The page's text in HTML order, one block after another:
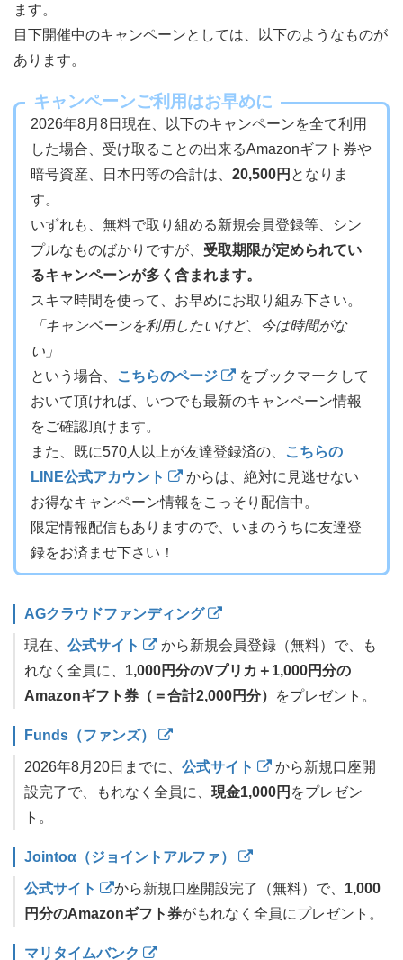
ます。
目下開催中のキャンペーンとしては、以下のようなものが
あります。
キャンペーンご利用はお早めに
2026年8月8日現在、以下のキャンペーンを全て利用
した場合、受け取ることの出来るAmazonギフト券や
暗号資産、日本円等の合計は、 20,500円 となりま
す。
いずれも、無料で取り組める新規会員登録等、シン
プルなものばかりですが、 受取期限が定められてい
るキャンペーンが多く含まれます。
スキマ時間を使って、お早めにお取り組み下さい。
「キャンペーンを利用したいけど、今は時間がな
い」
という場合、
こちらのページ
をブックマークして
おいて頂ければ、いつでも最新のキャンペーン情報
をご確認頂けます。
また、既に570人以上が友達登録済の、
こちらの
LINE公式アカウント
からは、絶対に見逃せない
お得なキャンペーン情報をこっそり配信中。
限定情報配信もありますので、いまのうちに友達登
録をお済ませ下さい！
AGクラウドファンディング
現在、 公式サイト
から新規会員登録（無料）で、も
れなく全員に、 1,000円分のVプリカ＋1,000円分の
Amazonギフト券（＝合計2,000円分）
をプレゼント。
Funds（ファンズ）
2026年8月20日までに、 公式サイト
から新規口座開
設完了で、もれなく全員に、 現金1,000円 をプレゼン
ト。
Jointoα（ジョイントアルファ）
公式サイト から新規口座開設完了（無料）で、 1,000
円分のAmazonギフト券がもれなく全員にプレゼント。
マリタイムバンク